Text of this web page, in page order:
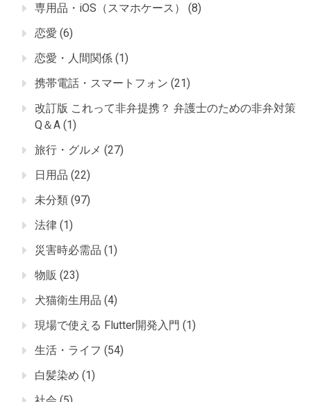
専用品・iOS（スマホケース）
(8)
恋愛 (6)
恋愛・人間関係 (1)
携帯電話・スマートフォン (21)
改訂版 これって非弁提携？ 弁護士のための非弁対策
Q＆A (1)
旅行・グルメ (27)
日用品 (22)
未分類 (97)
法律 (1)
災害時必需品 (1)
物販 (23)
犬猫衛生用品 (4)
現場で使える Flutter開発入門 (1)
生活・ライフ (54)
白髪染め (1)